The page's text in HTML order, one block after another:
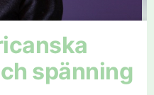
spänning